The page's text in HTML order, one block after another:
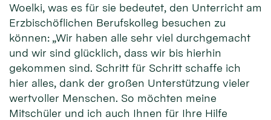
Woelki, was es für sie bedeutet, den Unterricht am
Erzbischöflichen Berufskolleg besuchen zu
können: „Wir haben alle sehr viel durchgemacht
und wir sind glücklich, dass wir bis hierhin
gekommen sind. Schritt für Schritt schaffe ich
hier alles, dank der großen Unterstützung vieler
wertvoller Menschen. So möchten meine
Mitschüler und ich auch Ihnen für Ihre Hilfe